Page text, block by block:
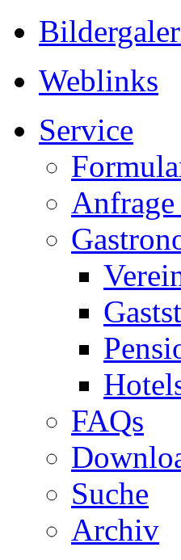
Weblinks
Service
Anfrage
FAQs
Suche
Archiv